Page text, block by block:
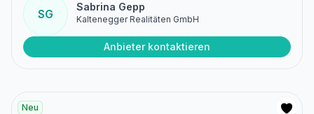
SG
Sabrina Gepp
Kaltenegger Realitäten GmbH
Anbieter kontaktieren
Neu